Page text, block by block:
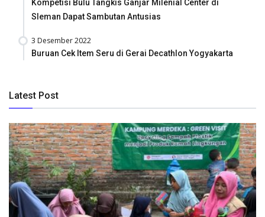
Kompetisi Bulu Tangkis Ganjar Milenial Center di
Sleman Dapat Sambutan Antusias
3 Desember 2022
Buruan Cek Item Seru di Gerai Decathlon Yogyakarta
Latest Post